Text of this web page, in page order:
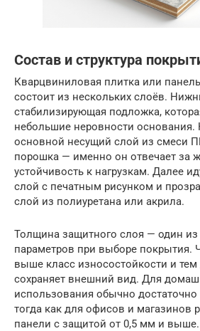
Состав и структура
Кварцвиниловая плитка или
состоит из нескольких слоёв.
стабилизирующая подложка,
небольшие неровности основания.
основной несущий слой из смеси
порошка — именно он отвечает за
устойчивость к нагрузкам. Далее
слой с печатным рисунком и
слой из полиуретана или акрила.
Толщина защитного слоя — один
параметров при выборе покрытия.
выше класс износостойкости и
сохраняет внешний вид. Для
использования обычно
тогда как для офисов и магазинов
панели с защитой от 0,5 мм и